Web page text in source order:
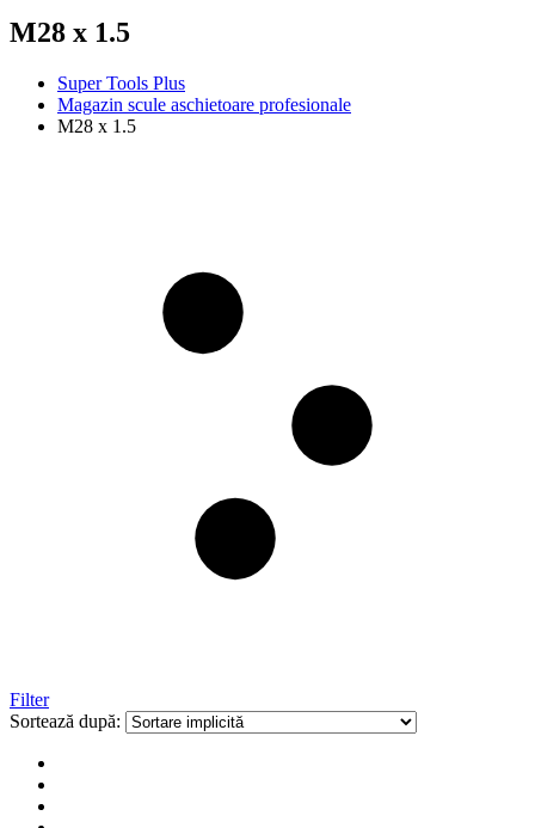
M28 x 1.5
Super Tools Plus
Magazin scule aschietoare profesionale
M28 x 1.5
Filter
Sortează după: